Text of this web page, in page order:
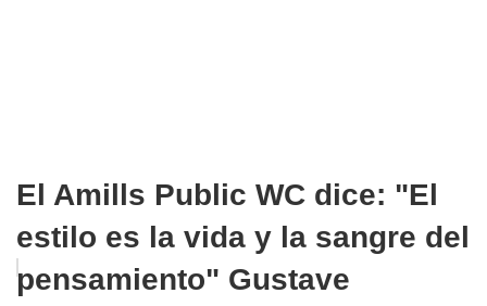
El Amills Public WC dice: "El
estilo es la vida y la sangre del
pensamiento" Gustave